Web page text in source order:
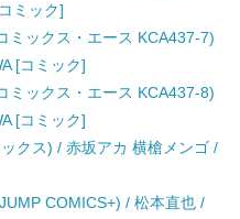
ミック]
ミックス・エース KCA437-7)
[コミック]
ミックス・エース KCA437-8)
[コミック]
クス) / 赤坂アカ 横槍メンゴ /
COMICS+) / 松本直也 /